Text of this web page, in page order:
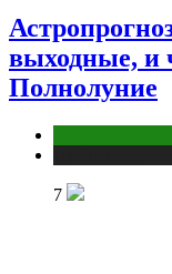
выходные, и
Полнолуние
7